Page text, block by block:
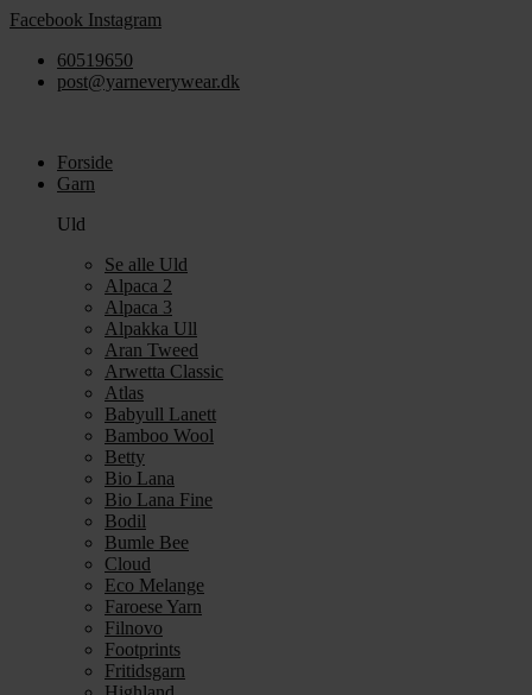
Videre
indhold
Facebook Instagram
60519650
post@yarneverywear.dk
Forside
Garn
Uld
Se alle Uld
Alpaca 2
Alpaca 3
Alpakka Ull
Aran Tweed
Arwetta Classic
Atlas
Babyull Lanett
Bamboo Wool
Betty
Bio Lana
Bio Lana Fine
Bodil
Bumle Bee
Cloud
Eco Melange
Faroese Yarn
Filnovo
Footprints
Fritidsgarn